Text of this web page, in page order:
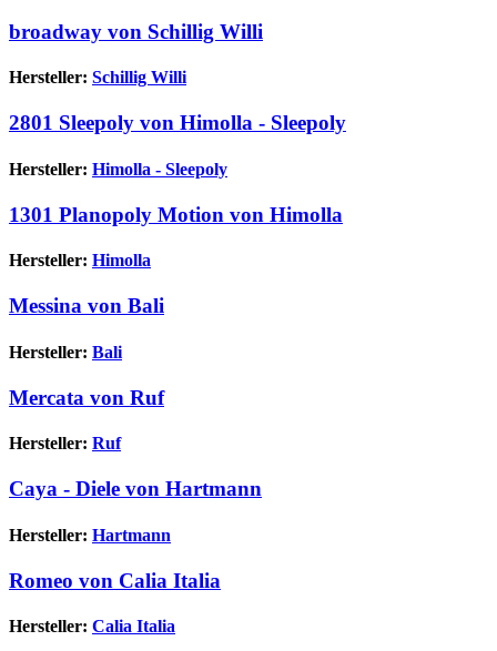
broadway von Schillig Willi
Hersteller: Schillig Willi
2801 Sleepoly von Himolla - Sleepoly
Hersteller: Himolla - Sleepoly
1301 Planopoly Motion von Himolla
Hersteller: Himolla
Messina von Bali
Hersteller: Bali
Mercata von Ruf
Hersteller: Ruf
Caya - Diele von Hartmann
Hersteller: Hartmann
Romeo von Calia Italia
Hersteller: Calia Italia